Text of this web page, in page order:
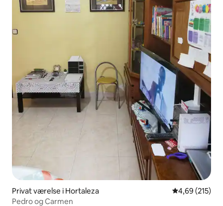
Privat værelse i Hortaleza 4,69 ud af 5 i
4,69 (215)
Pedro og Carmen